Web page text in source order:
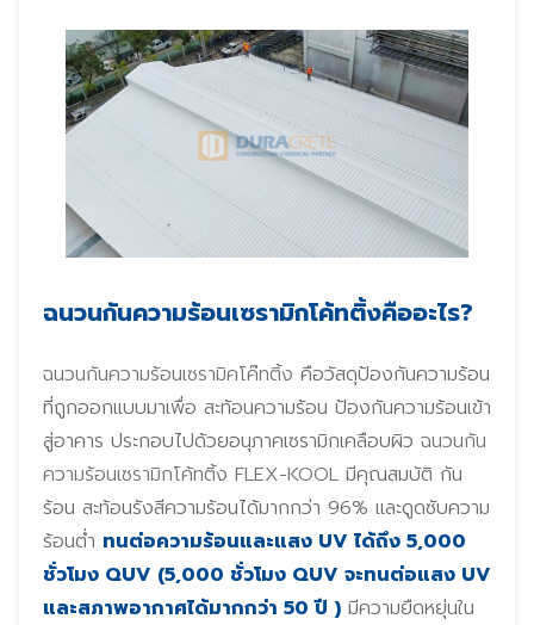
ฉนวนกันความร้อนเซรามิกโค้ทติ้งคืออะไร?
ฉนวนกันความร้อนเซรามิคโค๊ทติ้ง คือวัสดุป้องกันความร้อน
ที่ถูกออกแบบมาเพื่อ สะท้อนความร้อน ป้องกันความร้อนเข้า
สู่อาคาร ประกอบไปด้วยอนุภาคเซรามิกเคลือบผิว ฉนวนกัน
ความร้อนเซรามิกโค้ทติ้ง FLEX-KOOL มีคุณสมบัติ กัน
ร้อน สะท้อนรังสีความร้อนได้มากกว่า 96% และดูดซับความ
ร้อนต่ำ ทนต่อความร้อนและแสง UV ได้ถึง 5,000
ชั่วโมง QUV (5,000 ชั่วโมง QUV จะทนต่อแสง UV
และสภาพอากาศได้มากกว่า 50 ปี ) มีความยืดหยุ่นใน